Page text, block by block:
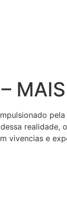
vivencias e